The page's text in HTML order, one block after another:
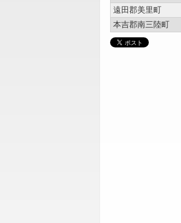
遠田郡美里町
本吉郡南三陸町